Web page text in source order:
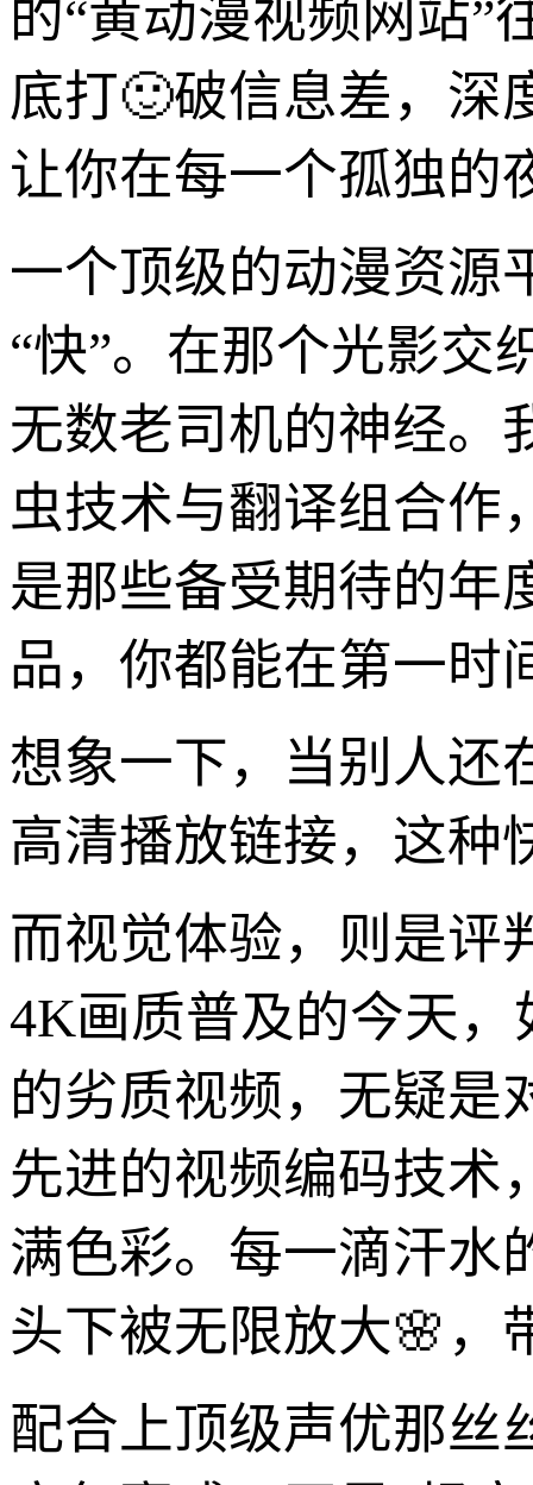
的“黄动漫视频网站”
底打🙂破信息差，深
让你在每一个孤独的
一个顶级的动漫资源
“快”。在那个光影交
无数老司机的神经。
虫技术与翻译组合作
是那些备受期待的年
品，你都能在第一时
想象一下，当别人还
高清播放链接，这种
而视觉体验，则是评
4K画质普及的今天
的劣质视频，无疑是
先进的视频编码技术
满色彩。每一滴汗水
头下被无限放大🌸，
配合上顶级声优那丝